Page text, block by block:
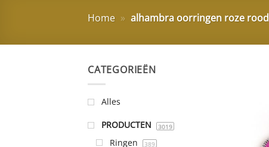
Home » alhambra oorringen roze rood
CATEGORIEËN
Alles
PRODUCTEN 3019
Ringen 389